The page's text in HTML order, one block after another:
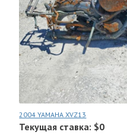
2004 YAMAHA XVZ13
Текущая ставка: $0